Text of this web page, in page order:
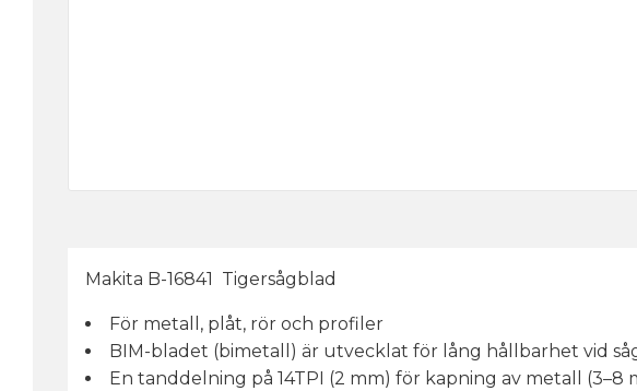
Makita B-16841 Tigersågblad
För metall, plåt, rör och profiler
BIM-bladet (bimetall) är utvecklat för lång hållbarhet vid
En tanddelning på 14TPI (2 mm) för kapning av metall (3–8